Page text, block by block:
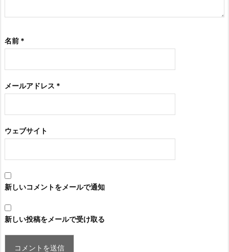
名前 *
メールアドレス *
ウェブサイト
新しいコメントをメールで通知
新しい投稿をメールで受け取る